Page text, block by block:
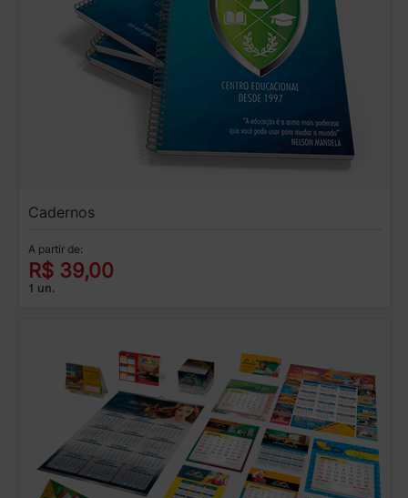
Cadernos
A partir de:
R$ 39,00
1 un.